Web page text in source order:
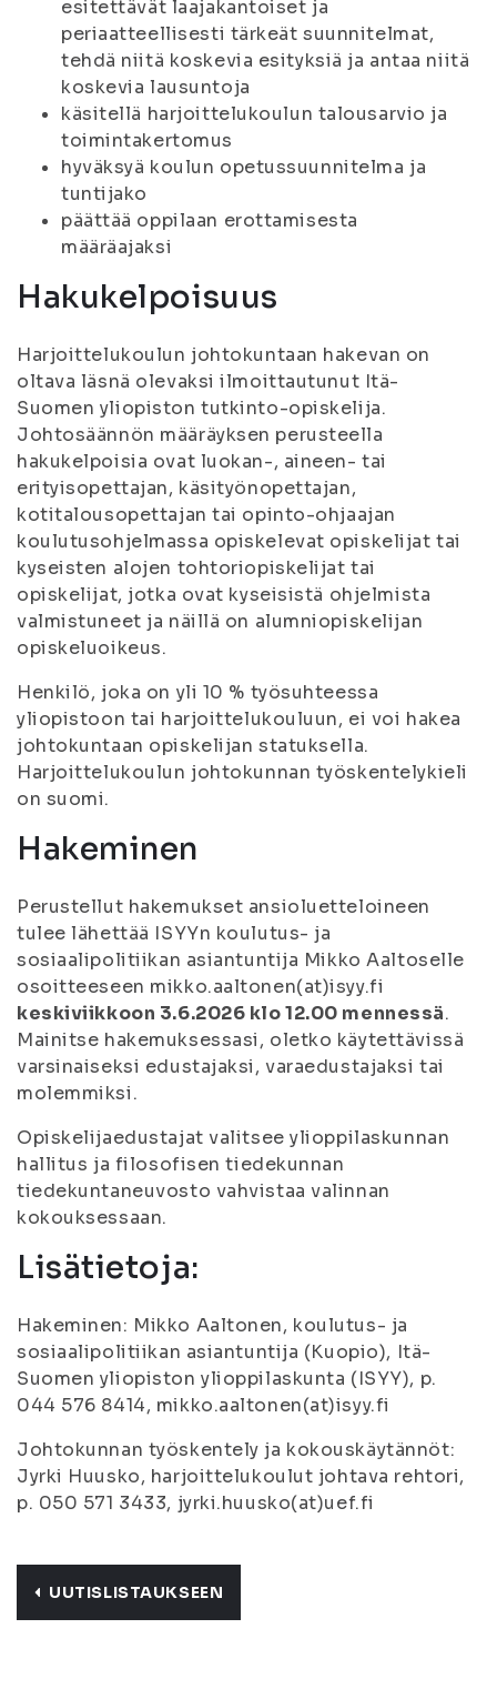
esitettävät laajakantoiset ja
periaatteellisesti tärkeät suunnitelmat,
tehdä niitä koskevia esityksiä ja antaa niitä
koskevia lausuntoja
käsitellä harjoittelukoulun talousarvio ja
toimintakertomus
hyväksyä koulun opetussuunnitelma ja
tuntijako
päättää oppilaan erottamisesta
määräajaksi
Hakukelpoisuus
Harjoittelukoulun johtokuntaan hakevan on
oltava läsnä olevaksi ilmoittautunut Itä-
Suomen yliopiston tutkinto-opiskelija.
Johtosäännön määräyksen perusteella
hakukelpoisia ovat luokan-, aineen- tai
erityisopettajan, käsityönopettajan,
kotitalousopettajan tai opinto-ohjaajan
koulutusohjelmassa opiskelevat opiskelijat tai
kyseisten alojen tohtoriopiskelijat tai
opiskelijat, jotka ovat kyseisistä ohjelmista
valmistuneet ja näillä on alumniopiskelijan
opiskeluoikeus.
Henkilö, joka on yli 10 % työsuhteessa
yliopistoon tai harjoittelukouluun, ei voi hakea
johtokuntaan opiskelijan statuksella.
Harjoittelukoulun johtokunnan työskentelykieli
on suomi.
Hakeminen
Perustellut hakemukset ansioluetteloineen
tulee lähettää ISYYn koulutus- ja
sosiaalipolitiikan asiantuntija Mikko Aaltoselle
osoitteeseen mikko.aaltonen(at)isyy.fi
keskiviikkoon 3.6.2026 klo 12.00 mennessä.
Mainitse hakemuksessasi, oletko käytettävissä
varsinaiseksi edustajaksi, varaedustajaksi tai
molemmiksi.
Opiskelijaedustajat valitsee ylioppilaskunnan
hallitus ja filosofisen tiedekunnan
tiedekuntaneuvosto vahvistaa valinnan
kokouksessaan.
Lisätietoja:
Hakeminen: Mikko Aaltonen, koulutus- ja
sosiaalipolitiikan asiantuntija (Kuopio), Itä-
Suomen yliopiston ylioppilaskunta (ISYY), p.
044 576 8414, mikko.aaltonen(at)isyy.fi
Johtokunnan työskentely ja kokouskäytännöt:
Jyrki Huusko, harjoittelukoulut johtava rehtori,
p. 050 571 3433, jyrki.huusko(at)uef.fi
UUTISLISTAUKSEEN